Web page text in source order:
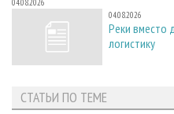
04.08.2026
Реки вместо
логистику
СТАТЬИ ПО ТЕМЕ